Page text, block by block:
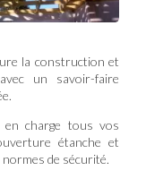
la construction et
un savoir-faire
en charge tous vos
étanche et
de sécurité.